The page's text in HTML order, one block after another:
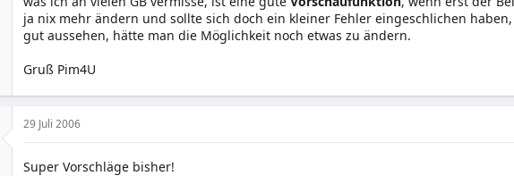
ja nix mehr ändern und sollte sich doch ein kleiner Fehler eingeschlichen
gut aussehen, hätte man die Möglichkeit noch etwas zu ändern.
Gruß Pim4U
29 Juli 2006
Super Vorschläge bisher!